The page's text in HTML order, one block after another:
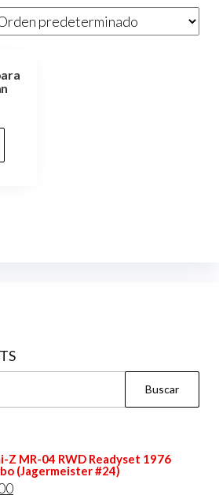
Z MR-04 RWD Readyset 1976
(Jagermeister #24)
El